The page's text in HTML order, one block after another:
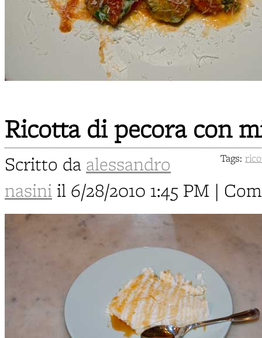
Ricotta di pecora con
Tags:
Scritto da alessandro
nasini il 6/28/2010 1:45 PM |